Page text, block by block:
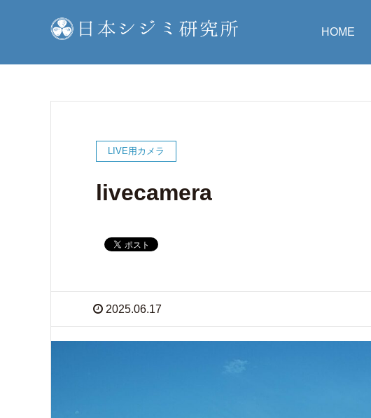
HOME
LIVE用カメラ
livecamera
2025.06.17